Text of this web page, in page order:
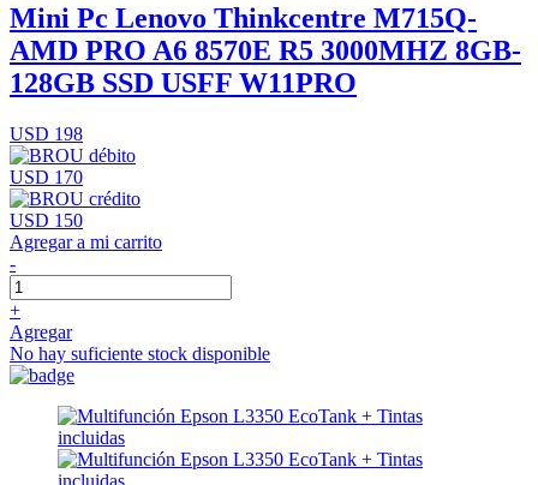
Mini Pc Lenovo Thinkcentre M715Q-
AMD PRO A6 8570E R5 3000MHZ 8GB-
128GB SSD USFF W11PRO
USD 198
USD 170
USD 150
Agregar a mi carrito
-
+
Agregar
No hay suficiente stock disponible